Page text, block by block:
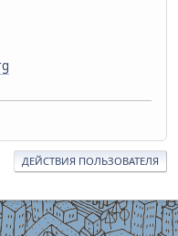
ДЕЙСТВИЯ ПОЛЬЗОВАТЕЛЯ